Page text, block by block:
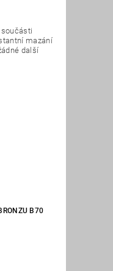
součásti
mazání
další
B70